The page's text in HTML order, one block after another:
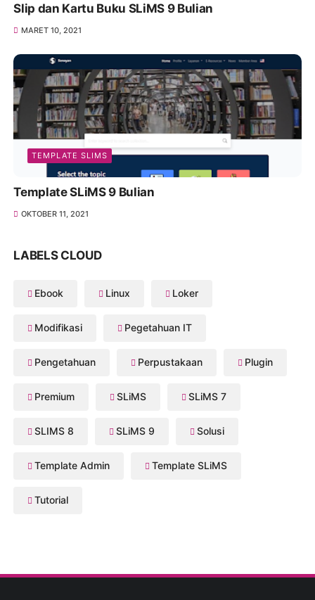
Slip dan Kartu Buku SLiMS 9 Bulian
MARET 10, 2021
TEMPLATE SLIMS
Template SLiMS 9 Bulian
OKTOBER 11, 2021
LABELS CLOUD
Ebook Linux Loker
Modifikasi Pegetahuan IT
Pengetahuan Perpustakaan Plugin
Premium SLiMS SLiMS 7
SLIMS 8 SLiMS 9 Solusi
Template Admin Template SLiMS
Tutorial